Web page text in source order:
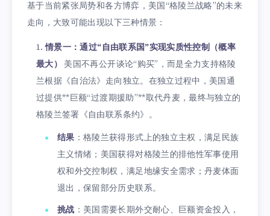
基于当前紧张局势和各方博弈，美国“格陵兰战略”的未来
走向，大致可能出现以下三种情景：
情景一：通过“自由联系国”实现实质性控制（概率
最大）
美国不再公开谈论“购买”，而是全力支持格陵
兰根据《自治法》走向独立。在独立过程中，美国通
过提供**巨额“过渡期援助”**取代丹麦，最终与独立的
格陵兰签署《自由联系条约》。
结果 ：格陵兰获得形式上的独立主权，满足民族
主义情绪；美国获得对格陵兰的排他性军事使用
权和外交控制权，满足地缘安全需求；丹麦体面
退出，保留部分历史联系。
挑战 ：美国需要长期外交耐心、巨额资金投入，